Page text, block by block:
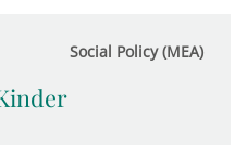
Social Policy (MEA)